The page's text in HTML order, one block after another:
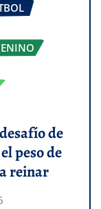
de
peso de
reinar